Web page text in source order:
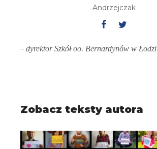
Andrzejczak
– dyrektor Szkół oo. Bernardynów w Łodzi
Zobacz teksty autora